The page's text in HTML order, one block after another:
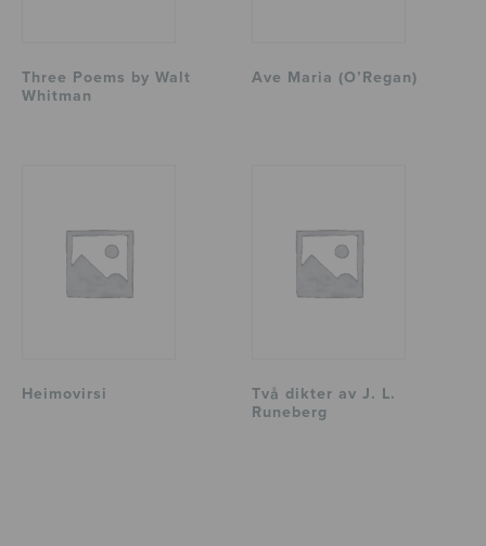
Three Poems by Walt
Whitman
Ave Maria (O’Regan)
Heimovirsi
Två dikter av J. L.
Runeberg